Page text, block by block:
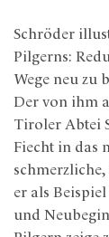
Schröder
Pilgerns:
Wege neu zu
Der von ihm
Tiroler Abtei
Fiecht in das
er als
und